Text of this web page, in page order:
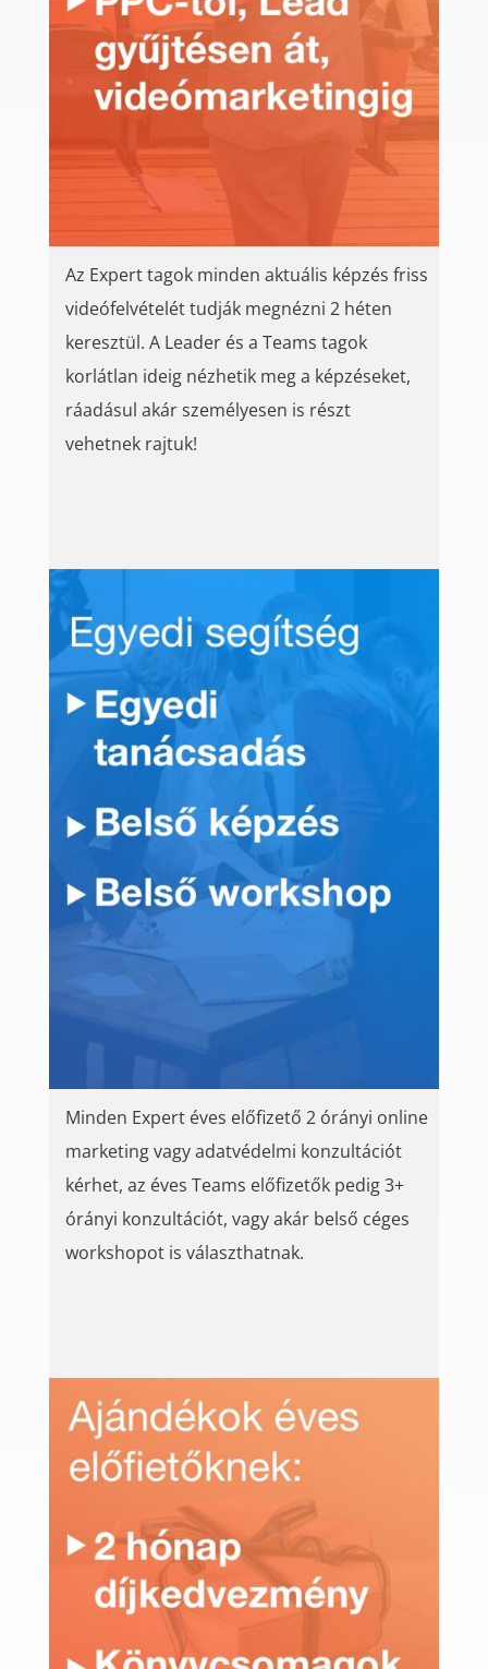
Az Expert tagok minden aktuális képzés friss
videófelvételét tudják megnézni 2 héten
keresztül. A Leader és a Teams tagok
korlátlan ideig nézhetik meg a képzéseket,
ráadásul akár személyesen is részt
vehetnek rajtuk!
Minden Expert éves előfizető 2 órányi online
marketing vagy adatvédelmi konzultációt
kérhet, az éves Teams előfizetők pedig 3+
órányi konzultációt, vagy akár belső céges
workshopot is választhatnak.